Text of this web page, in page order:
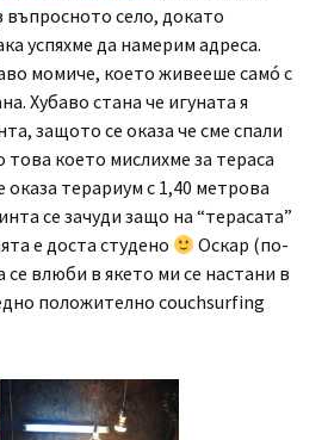
въпросното село, докато
успяхме да намерим адреса.
момиче, което живееше самó с
Хубаво стана че игуната я
защото се оказа че сме спали
това което мислихме за тераса
оказа терариум с 1,40 метрова
се зачуди защо на “терасата”
е доста студено
Оскар (по-
се влюби в якето ми се настани в
положително couchsurfing